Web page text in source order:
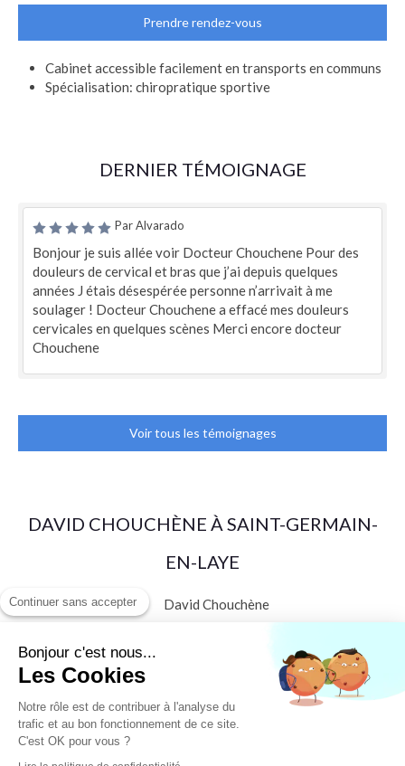
Prendre rendez-vous
Cabinet accessible facilement en transports en communs
Spécialisation: chiropratique sportive
DERNIER TÉMOIGNAGE
Par Alvarado
Bonjour je suis allée voir Docteur Chouchene Pour des
douleurs de cervical et bras que j’ai depuis quelques
années J étais désespérée personne n’arrivait à me
soulager ! Docteur Chouchene a effacé mes douleurs
cervicales en quelques scènes Merci encore docteur
Chouchene
Voir tous les témoignages
DAVID CHOUCHÈNE À SAINT-GERMAIN-
EN-LAYE
David Chouchène
78100
SAINT GERMAIN EN LAYE
Afficher le téléphone
Continuer sans accepter
Bonjour c'est nous...
Les Cookies
Notre rôle est de contribuer à l'analyse du
trafic et au bon fonctionnement de ce site.
C'est OK pour vous ?